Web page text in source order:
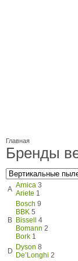
Главная
Бренды
A Arnica 3
Ariete 1
B
Bosch 9
BBK 5
Bissell
4
Bomann 2
Bork 1
D Dyson 8
De’Longhi 2